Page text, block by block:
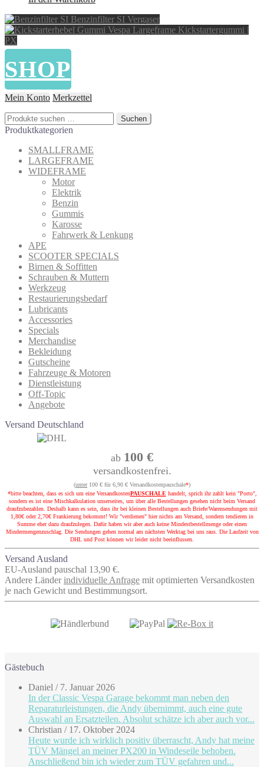
Benzinfilter SI Vergaser
Kickstartergummi |
PX
SHOP
Mein Konto Merkzettel
Suchen
nach:
Suchen
Produktkategorien
SMALLFRAME
LARGEFRAME
WIDEFRAME
Motor
Elektrik
Benzin
Gummis
Karosse
Fahrwerk & Lenkung
APE
SCOOTER SPECIALS
Birnen & Soffitten
Schrauben & Muttern
Werkzeug
Restaurierungsbedarf
Lubricants
Accessories
Specials
Merchandise
Bekleidung
Gutscheine
Fahrzeuge & Motoren
Dienstleistung
Off-Topic
Angebote
Versand Deutschland
ab 100 €
versandkostenfrei.
(unter100 € für 6,90 € Versandkostenpauschale*)
*bitte beachten, dass es sich um eine VersandkostenPAUSCHALEhandelt, sprich ihr zahlt kein "Porto",
sondern es ist eine Mischkalkulation unserseites, um über alle Bestellungen gesehen nicht beim Versand
draufzubezahlen. Deshalb kann es sein, dass ihr bei kleinen Bestellungen auch Briefe/Warensendungen mit
1,80€ oder 2,70€ Frankierung bekommt! Wir "verdienen" hier nichts am Versand, sondern tendieren in
Summe eher dazu draufzulegen. Dafür haben wir aber auch keine Mindestbestellmenge oder einen
Mindermengenzuschlag. Die Sendungen gehen normal am nächsten Werktag bei uns raus. Die Laufzeit von
DHL und Post können wir leider nicht beeinflussen.
Versand Ausland
EU-Ausland pauschal 13,90 €.
Andere Länder individuelle Anfrage mit optimierten Versandkosten
je nach Gewicht und Bestimmungsort.
Gästebuch
Daniel / 7. Januar 2026
In der Classic Vespa Garage bekommt man neben den
Reparaturleistungen, die Andy übernimmt, auch eine gute
Auswahl an Ersatzteilen. Absolut schätze ich aber auch vor...
Christian / 17. Oktober 2024
Heute wurde ich wirklich positiv überrascht, Andy hat meine
TÜV Mängel an meiner PX200 in Windeseile behoben.
Anschließend bin ich wieder zum TÜV gefahren und...